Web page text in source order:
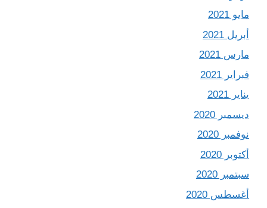
مايو 2021
أبريل 2021
مارس 2021
فبراير 2021
يناير 2021
ديسمبر 2020
نوفمبر 2020
أكتوبر 2020
سبتمبر 2020
أغسطس 2020